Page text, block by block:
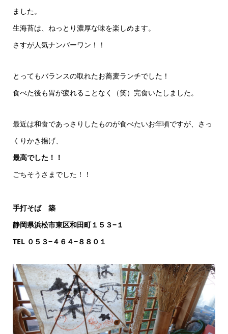
ました。
生海苔は、ねっとり濃厚な味を楽しめます。
さすが人気ナンバーワン！！
とってもバランスの取れたお蕎麦ランチでした！
食べた後も胃が疲れることなく（笑）完食いたしました。
最近は和食であっさりしたものが食べたいお年頃ですが、さっ
くりかき揚げ、
最高でした！！
ごちそうさまでした！！
手打そば 築
静岡県浜松市東区和田町１５３−１
TEL ０５３−４６４−８８０１